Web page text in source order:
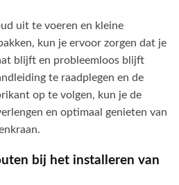
uit te voeren en kleine
kun je ervoor zorgen dat je
blijft en probleemloos blijft
te raadplegen en de
op te volgen, kun je de
en optimaal genieten van
bij het installeren van